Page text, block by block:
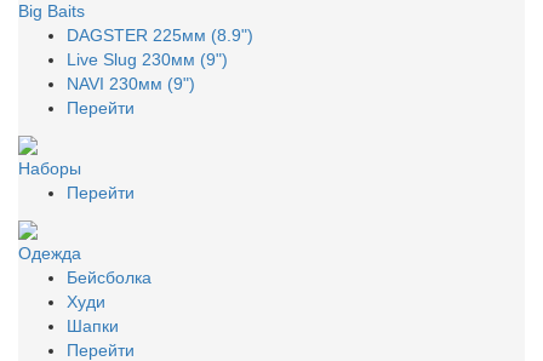
Big Baits
DAGSTER 225мм (8.9")
Live Slug 230мм (9")
NAVI 230мм (9")
Перейти
Наборы
Перейти
Одежда
Бейсболка
Худи
Шапки
Перейти